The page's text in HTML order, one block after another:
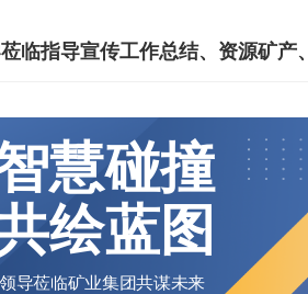
慧碰撞
绘蓝图
领导莅临矿业集团共谋未来